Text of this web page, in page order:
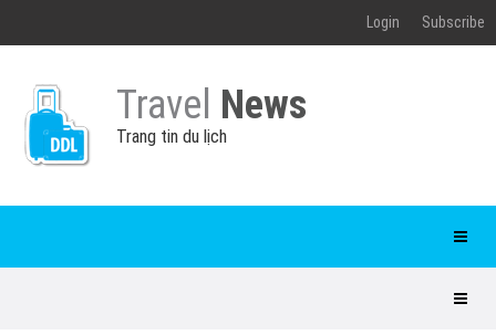
Login Subscribe
Travel News
Trang tin du lịch